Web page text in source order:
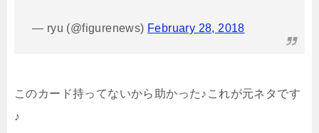
— ryu (@figurenews) February 28, 2018
このカード持ってないから助かった♪これが元ネタです
♪